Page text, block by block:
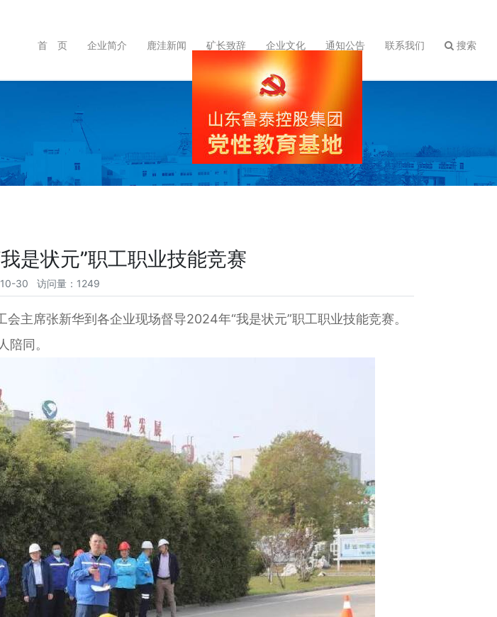
首 页 企业简介 鹿洼新闻 矿长致辞 企业文化 通知公告 联系我们 搜索
是状元”职工职业技能竞赛
30 访问量：1249
主席张新华到各企业现场督导2024年“我是状元”职工职业技能竞赛。
同。